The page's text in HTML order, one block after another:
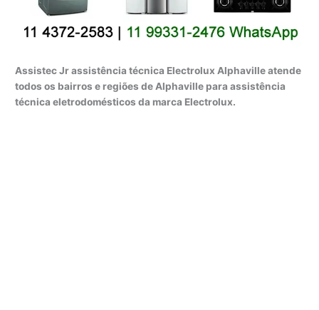
Assistec Jr assistência técnica Electrolux Alphaville atende
todos os bairros e regiões de Alphaville para assistência
técnica eletrodomésticos da marca Electrolux.